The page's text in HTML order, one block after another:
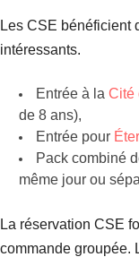
Les CSE bénéficient
intéressants.
Entrée à la Cité
de 8 ans),
Entrée pour
Pack combiné
même jour ou
La réservation CSE
commande groupée.